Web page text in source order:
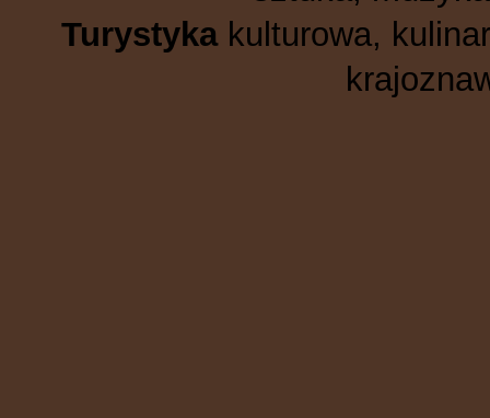
Turystykakulturowa,